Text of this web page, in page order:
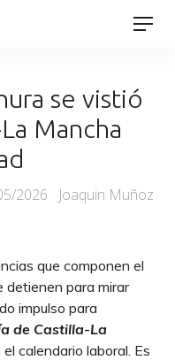
se vistió
Mancha
2026
Joaquin Muñoz
que componen el
detienen para mirar
impulso para
de Castilla-La
calendario laboral. Es